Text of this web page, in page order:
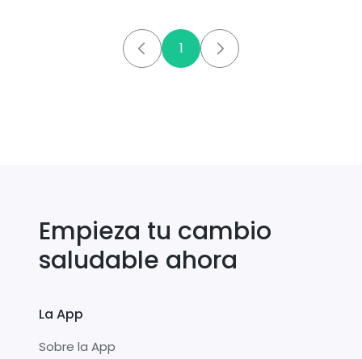
1
Empieza tu cambio
saludable ahora
La App
Sobre la App